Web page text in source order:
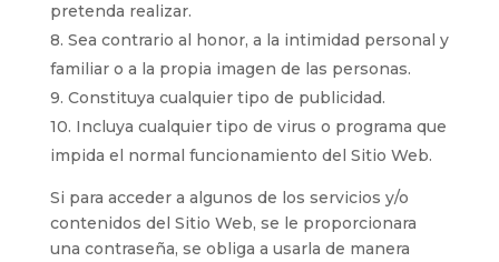
pretenda realizar.
8. Sea contrario al honor, a la intimidad personal y
familiar o a la propia imagen de las personas.
9. Constituya cualquier tipo de publicidad.
10. Incluya cualquier tipo de virus o programa que
impida el normal funcionamiento del Sitio Web.
Si para acceder a algunos de los servicios y/o
contenidos del Sitio Web, se le proporcionara
una contraseña, se obliga a usarla de manera